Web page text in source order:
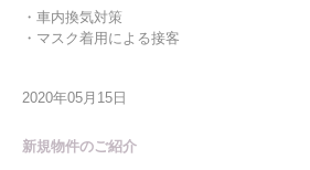
・車内換気対策
・マスク着用による接客
2020年05月15日
新規物件のご紹介